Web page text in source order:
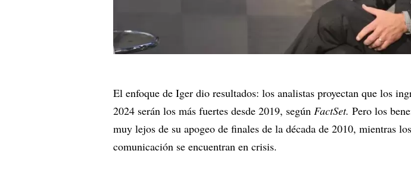
El enfoque de Iger dio resultados: los analistas proyectan que los
2024 serán los más fuertes desde 2019, según FactSet. Pero los
muy lejos de su apogeo de finales de la década de 2010, mientras
comunicación se encuentran en crisis.